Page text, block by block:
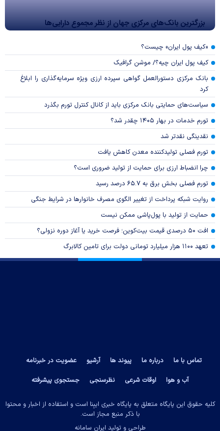
بزرگترین بانک‌های مرکزی جهان از نظر مجموع دارایی‌ها
«کیف پول ایران» چیست؟
کیف پول ایران چیه؟/ موشن گرافیک
بانک مرکزی دستورالعمل گواهی سپرده ارزی ویژه سرمایه‌گذاری را ابلاغ
کرد
سیاست‌های حمایتی بانک مرکزی باید از کانال کنترل تورم بگذرد
تورم خدمات در بهار ۱۴۰۵ چقدر شد؟
نقدینگی نقدتر شد
تورم فصلی تولیدکننده معدن کاهش یافت
چرا انضباط ارزی برای حمایت از تولید ضروری است؟
تورم فصلی بخش برق به ۶۵.۷ درصد رسید
روایت شبکه پرداخت از تغییر الگوی مصرف خانوار‌ها در شرایط جنگی
حمایت از تولید با پول‌پاشی ممکن نیست
افت ۵۰ درصدی قیمت بیت‌کوین؛ فرصت خرید یا آغاز دوره نزولی؟
تعهد ۱۱۰۰ هزار میلیارد تومانی دولت برای تامین کالابرگ
تماس با ما درباره ما پیوند ها آرشیو
عضویت در خبرنامه
آب و هوا
اوقات شرعی نظرسنجی جستجوی پیشرفته
کلیه حقوق این پایگاه متعلق به پایگاه خبری ایبِنا است و استفاده از اخبار و محتوا
با ذکر منبع مجاز است.
طراحی و تولید ایران سامانه